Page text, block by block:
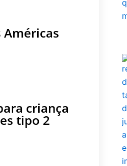
Américas
criança
tipo 2